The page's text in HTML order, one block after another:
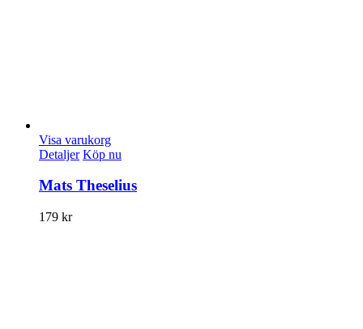
Visa varukorg
Detaljer Köp nu
Mats Theselius
179 kr